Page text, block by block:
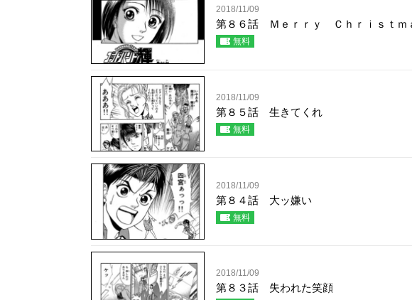
2018/11/09
第８６話 Ｍｅｒｒｙ Ｃｈｒｉｓｔｍ
無料
2018/11/09
第８５話 生きてくれ
無料
2018/11/09
第８４話 大ッ嫌い
無料
2018/11/09
第８３話 失われた笑顔